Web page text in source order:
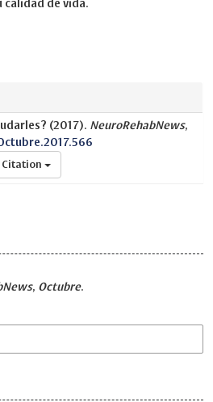
calidad de vida.
(2017). NeuroRehabNews,
Citation
, Octubre.